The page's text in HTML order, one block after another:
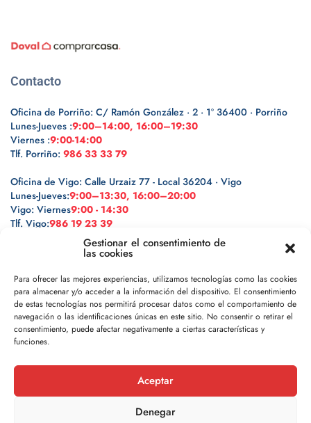
Gestionar el consentimiento de
las cookies
Para ofrecer las mejores experiencias, utilizamos tecnologías como las cookies
para almacenar y/o acceder a la información del dispositivo. El consentimiento
de estas tecnologías nos permitirá procesar datos como el comportamiento de
navegación o las identificaciones únicas en este sitio. No consentir o retirar el
consentimiento, puede afectar negativamente a ciertas características y
funciones.
Aceptar
Denegar
Contacto
Oficina de Porriño: C/ Ramón González · 2 · 1º 36400 · Porriño
Lunes-Jueves :9:00–14:00, 16:00–19:30
Viernes :9:00-14:00
Tlf. Porriño: 986 33 33 79
Oficina de Vigo: Calle Urzaiz 77 - Local 36204 · Vigo
Lunes-Jueves:9:00–13:30, 16:00–20:00
Vigo: Viernes9:00 - 14:30
Tlf. Vigo:986 19 23 39
Legal
Política de privacidad